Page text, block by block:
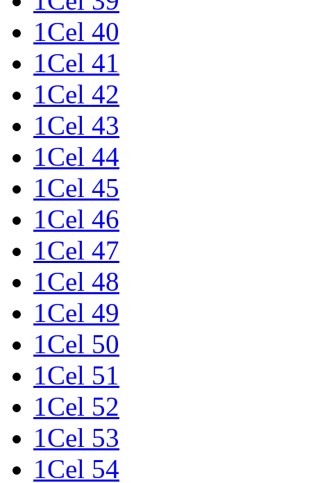
1Cel 40
1Cel 41
1Cel 42
1Cel 43
1Cel 44
1Cel 45
1Cel 46
1Cel 47
1Cel 48
1Cel 49
1Cel 50
1Cel 51
1Cel 52
1Cel 53
1Cel 54